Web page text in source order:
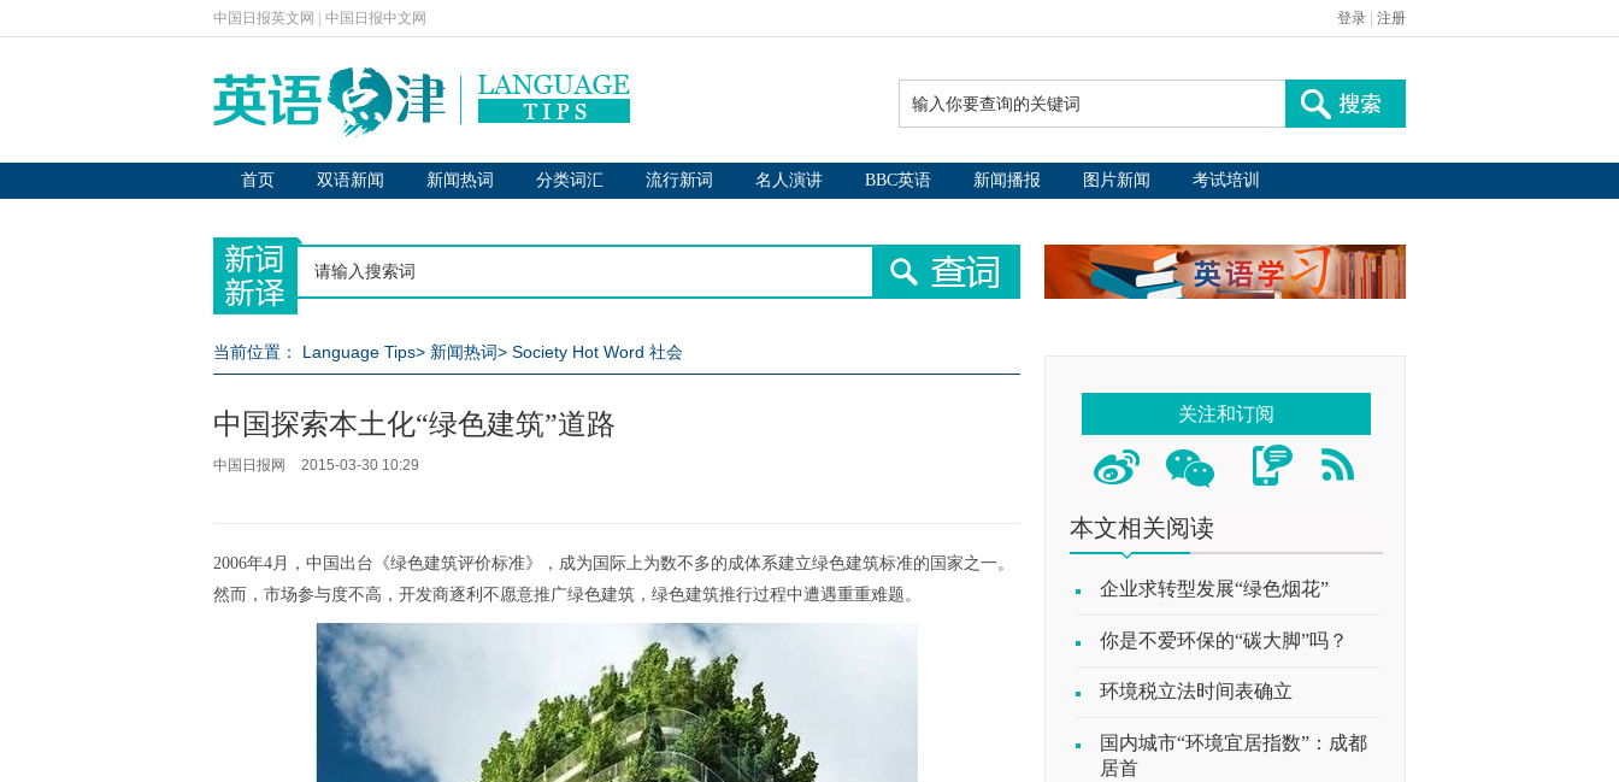
中国日报英文网 中国日报中文网 登录 注册
首页 双语新闻 新闻热词 分类词汇 流行新词 名人演讲 BBC英语 新闻播报 图片新闻 考试培训
当前位置： Language Tips> 新闻热词> Society Hot Word 社会
中国探索本土化“绿色建筑”道路
中国日报网 2015-03-30 10:29
2006年4月，中国出台《绿色建筑评价标准》，成为国际上为数不多的成体系建立绿色建筑标准的国家之一。
然而，市场参与度不高，开发商逐利不愿意推广绿色建筑，绿色建筑推行过程中遭遇重重难题。
关注和订阅
本文相关阅读
企业求转型发展“绿色烟花”
你是不爱环保的“碳大脚”吗？
环境税立法时间表确立
国内城市“环境宜居指数”：成都
居首